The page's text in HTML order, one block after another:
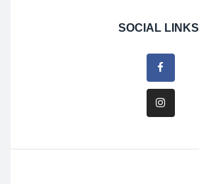
SOCIAL LINKS